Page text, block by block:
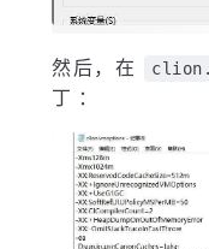
然后，在
丁 ：